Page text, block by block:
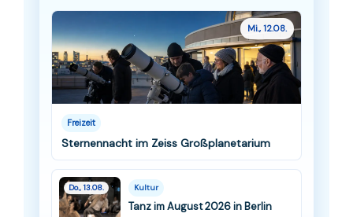
Mi., 12.08.
Freizeit
Sternennacht im Zeiss Großplanetarium
Do., 13.08. Kultur
Tanz im August 2026 in Berlin